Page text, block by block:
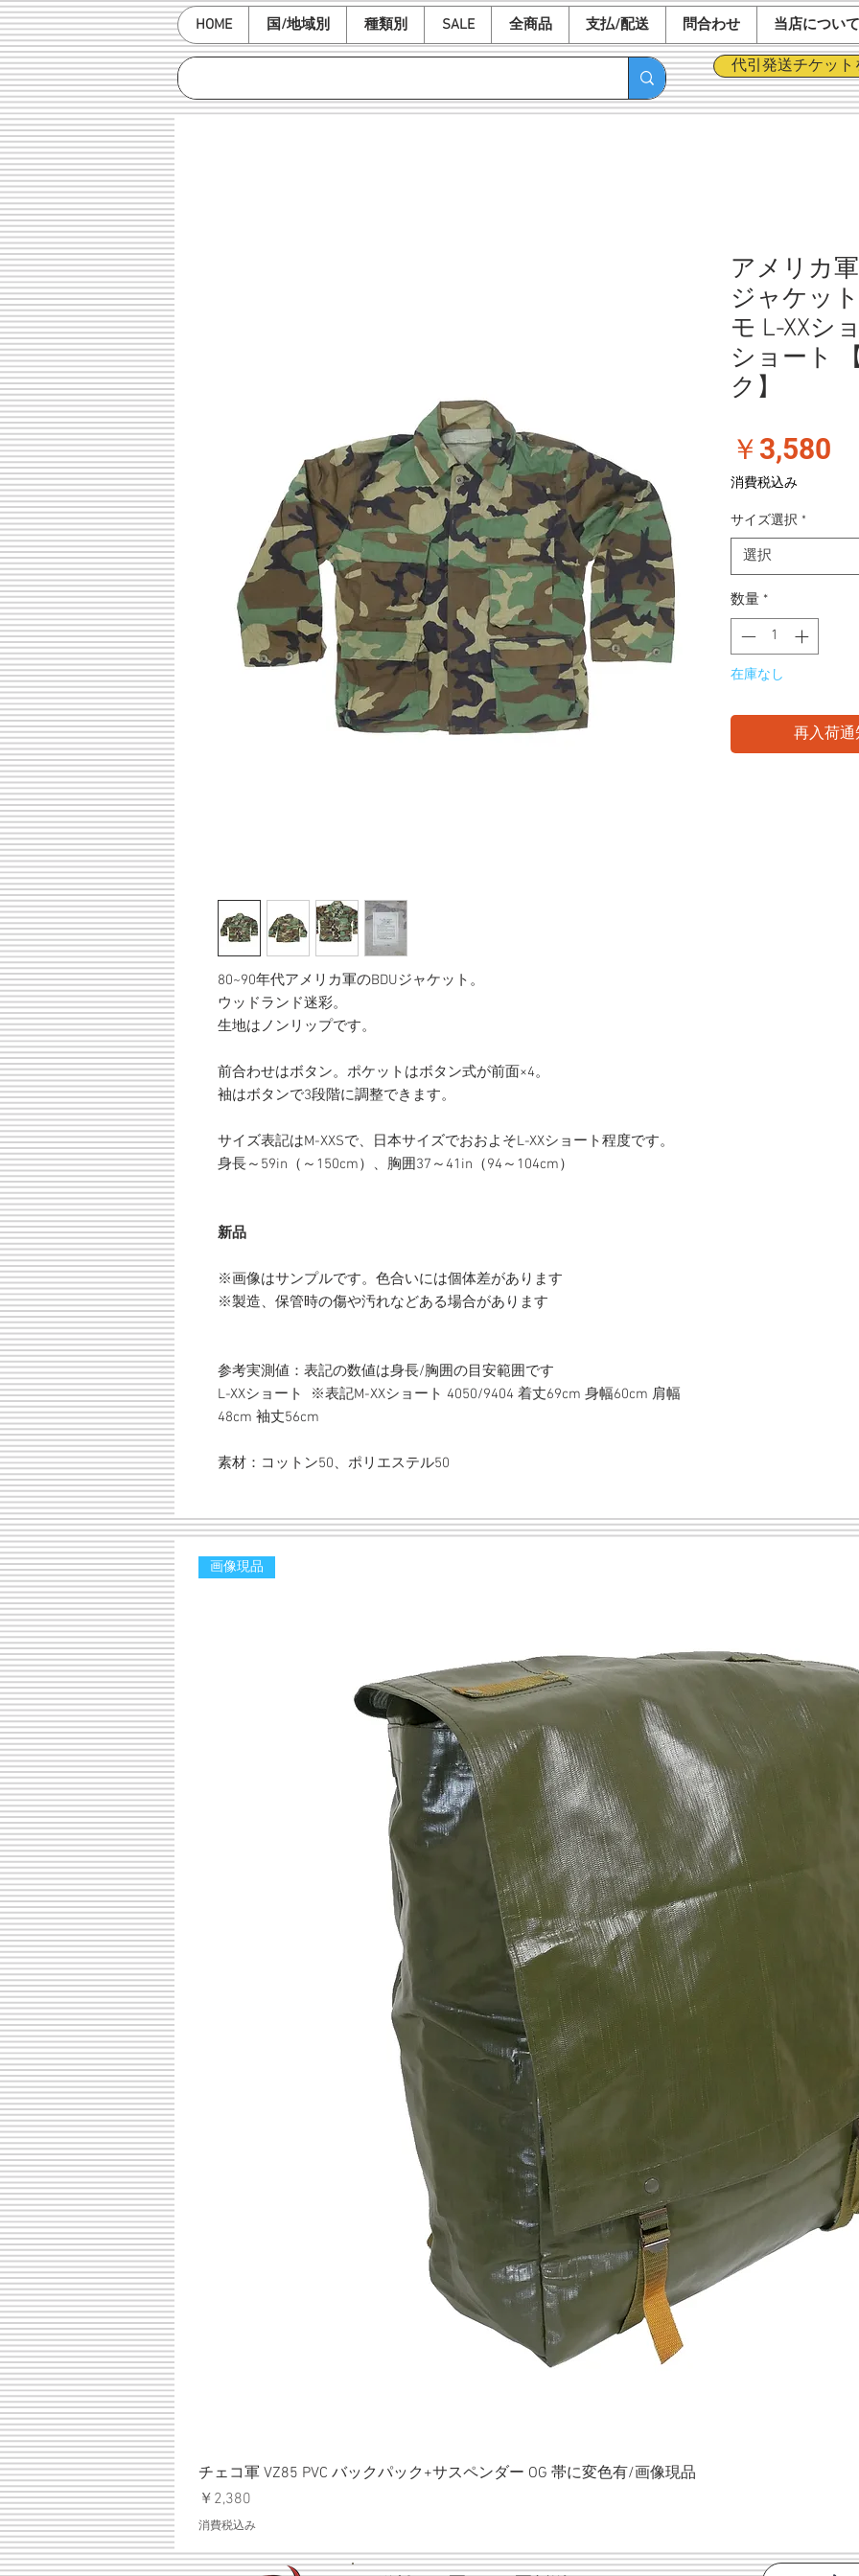
HOME 国/地域別 種類別 SALE 全商品 支払/配送 問合わせ 当店について
代引発送チケッ
80~90年代アメリカ軍のBDUジャケット。
ウッドランド迷彩。
生地はノンリップです。
前合わせはボタン。ポケットはボタン式が前面×4。
袖はボタンで3段階に調整できます。
サイズ表記はM-XXSで、日本サイズでおおよそL-XXショート程度です。
身長～59in（～150cm）、胸囲37～41in（94～104cm）
新品
※画像はサンプルです。色合いには個体差があります
※製造、保管時の傷や汚れなどある場合があります
参考実測値：表記の数値は身長/胸囲の目安範囲です
L-XXショート ※表記M-XXショート 4050/9404 着丈69cm 身幅60cm 肩幅
48cm 袖丈56cm
素材：コットン50、ポリエステル50
アメリカ
ジャケッ
モ L-XXシ
ショート
ク】
￥3,580
消費税込み
サイズ選択 *
選択
数量 *
在庫なし
再入荷
画像現品
チェコ軍 VZ85 PVC バックパック+サスペンダー OG 帯に変色有/画像現品
価格
￥2,380
消費税込み